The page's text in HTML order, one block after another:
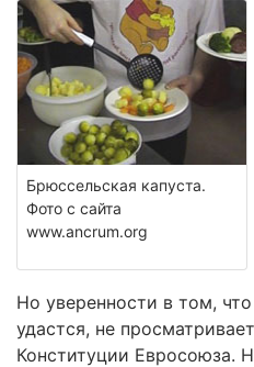
Брюссельская капуста.
Фото с сайта
www.ancrum.org
Но уверенности в том,
удастся, не
Конституции Евросоюза.